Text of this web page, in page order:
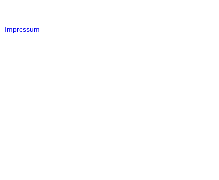
Impressum